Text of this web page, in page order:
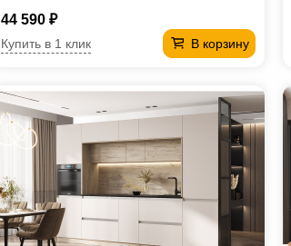
44 590 ₽
В корзину
Купить в 1 клик